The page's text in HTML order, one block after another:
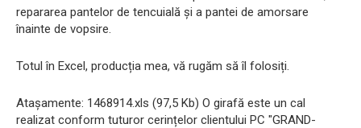
repararea pantelor de tencuială și a pantei de amorsare
înainte de vopsire.
Totul în Excel, producția mea, vă rugăm să îl folosiți.
Atașamente: 1468914.xls (97,5 Kb) O girafă este un cal
realizat conform tuturor cerințelor clientului PC "GRAND-